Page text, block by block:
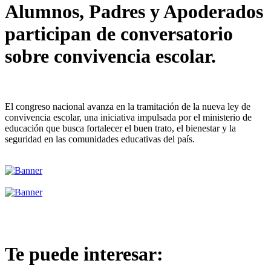
Alumnos, Padres y Apoderados
participan de conversatorio
sobre convivencia escolar.
El congreso nacional avanza en la tramitación de la nueva ley de
convivencia escolar, una iniciativa impulsada por el ministerio de
educación que busca fortalecer el buen trato, el bienestar y la
seguridad en las comunidades educativas del país.
Te puede interesar: